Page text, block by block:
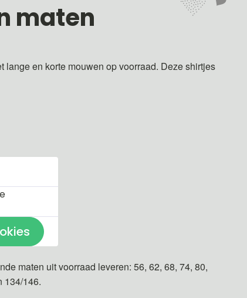
maten
lange en korte mouwen op voorraad. Deze shirtjes
maten uit voorraad leveren: 56, 62, 68, 74, 80,
134/146.